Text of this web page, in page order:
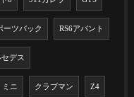
ーツバック RS6アバント
セデス
ミニ クラブマン Z4